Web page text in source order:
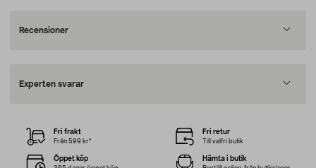
Recensioner
Experten svarar
Fri frakt
Från 599 kr*
Fri retur
Till valfri butik
Öppet köp Hämta i butik